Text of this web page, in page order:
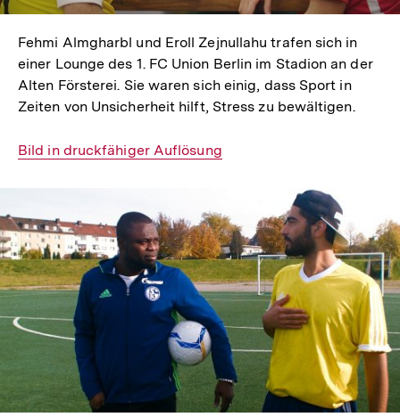
Fehmi Almgharbl und Eroll Zejnullahu trafen sich in
einer Lounge des 1. FC Union Berlin im Stadion an der
Alten Försterei. Sie waren sich einig, dass Sport in
Zeiten von Unsicherheit hilft, Stress zu bewältigen.
Interner
Bild in druckfähiger Auflösung
In
Lightbox
öffnen